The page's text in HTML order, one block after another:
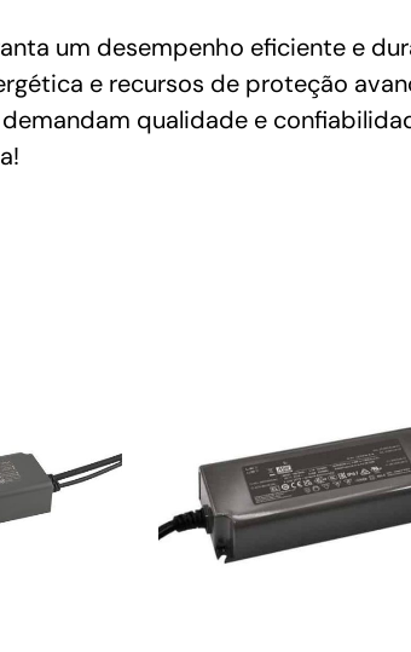
um desempenho eficiente e
e recursos de proteção
qualidade e